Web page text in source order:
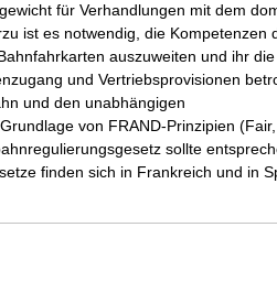
für Verhandlungen mit dem
ist es notwendig, die Kompetenzen
auszuweiten und ihr
und Vertriebsprovisionen
und den unabhängigen
von FRAND-Prinzipien
sollte
finden sich in Frankreich und in